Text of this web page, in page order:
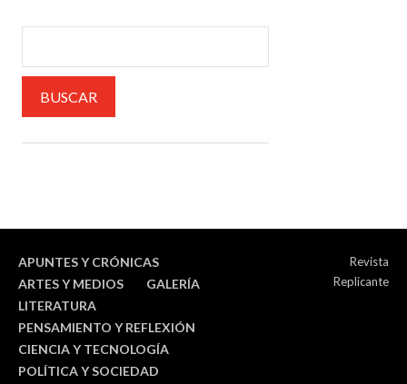
APUNTES Y CRÓNICAS
ARTES Y MEDIOS
GALERÍA
LITERATURA
PENSAMIENTO Y REFLEXIÓN
CIENCIA Y TECNOLOGÍA
POLÍTICA Y SOCIEDAD
Revista
Replicante